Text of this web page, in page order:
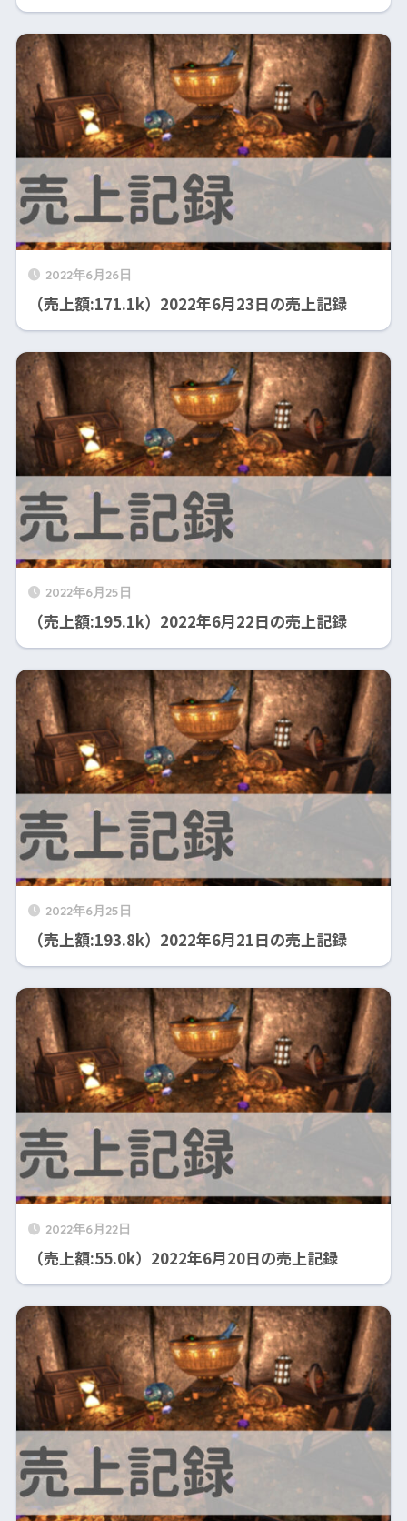
2022年6月26日
（売上額:171.1k）2022年6月23日の売上記録
2022年6月25日
（売上額:195.1k）2022年6月22日の売上記録
2022年6月25日
（売上額:193.8k）2022年6月21日の売上記録
2022年6月22日
（売上額:55.0k）2022年6月20日の売上記録